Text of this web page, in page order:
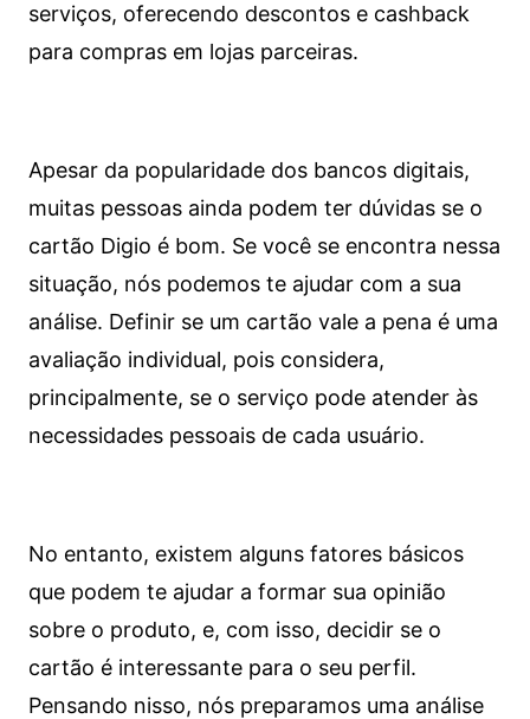
serviços, oferecendo descontos e cashback
para compras em lojas parceiras.
Apesar da popularidade dos bancos digitais,
muitas pessoas ainda podem ter dúvidas se o
cartão Digio é bom. Se você se encontra nessa
situação, nós podemos te ajudar com a sua
análise. Definir se um cartão vale a pena é uma
avaliação individual, pois considera,
principalmente, se o serviço pode atender às
necessidades pessoais de cada usuário.
No entanto, existem alguns fatores básicos
que podem te ajudar a formar sua opinião
sobre o produto, e, com isso, decidir se o
cartão é interessante para o seu perfil.
Pensando nisso, nós preparamos uma análise